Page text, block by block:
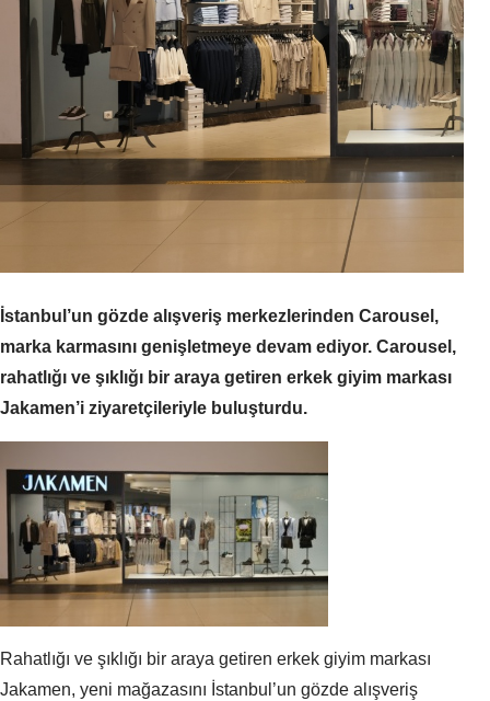
İstanbul’un gözde alışveriş merkezlerinden Carousel,
marka karmasını genişletmeye devam ediyor. Carousel,
rahatlığı ve şıklığı bir araya getiren erkek giyim markası
Jakamen’i ziyaretçileriyle buluşturdu.
Rahatlığı ve şıklığı bir araya getiren erkek giyim markası
Jakamen, yeni mağazasını İstanbul’un gözde alışveriş